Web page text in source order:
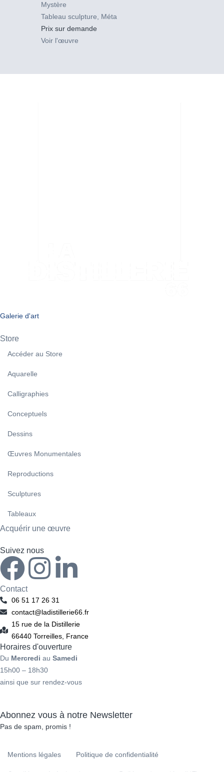
Mystère
Tableau sculpture, Méta
Prix sur demande
Voir l'œuvre
Galerie d'art
Store
Accéder au Store
Aquarelle
Calligraphies
Conceptuels
Dessins
Œuvres Monumentales
Reproductions
Sculptures
Tableaux
Acquérir une œuvre
Suivez nous
F
a
c
e
b
o
o
I
n
s
t
a
g
r
L
n
k
e
d
i
Contact
06 51 17 26 31
contact@ladistillerie66.fr
15 rue de la Distillerie
66440 Torreilles, France
Horaires d'ouverture
Du Mercredi au Samedi
15h00 – 18h30
ainsi que sur rendez-vous
Abonnez vous à notre Newsletter
Pas de spam, promis !
Mentions légales Politique de confidentialité